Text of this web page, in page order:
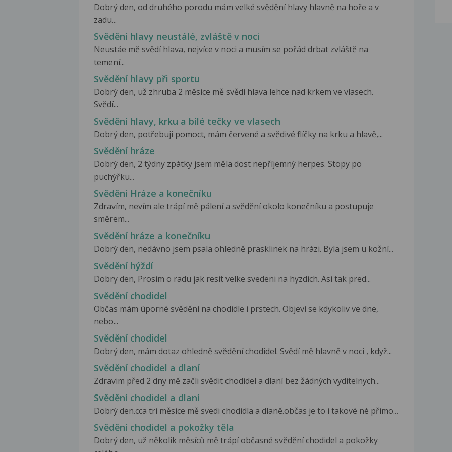
Dobrý den, od druhého porodu mám velké svědění hlavy hlavně na hoře a v
zadu...
Svědění hlavy neustálé, zvláště v noci
Neustáe mě svědí hlava, nejvíce v noci a musím se pořád drbat zvláště na
temení...
Svědění hlavy při sportu
Dobrý den, už zhruba 2 měsíce mě svědí hlava lehce nad krkem ve vlasech.
Svědí...
Svědění hlavy, krku a bílé tečky ve vlasech
Dobrý den, potřebuji pomoct, mám červené a svědivé flíčky na krku a hlavě,...
Svědění hráze
Dobrý den, 2 týdny zpátky jsem měla dost nepříjemný herpes. Stopy po
puchýřku...
Svědění Hráze a konečníku
Zdravím, nevím ale trápí mě pálení a svědění okolo konečníku a postupuje
směrem...
Svědění hráze a konečníku
Dobrý den, nedávno jsem psala ohledně prasklinek na hrázi. Byla jsem u kožní...
Svědění hýždí
Dobry den, Prosim o radu jak resit velke svedeni na hyzdich. Asi tak pred...
Svědění chodidel
Občas mám úporné svědění na chodidle i prstech. Objeví se kdykoliv ve dne,
nebo...
Svědění chodidel
Dobrý den, mám dotaz ohledně svědění chodidel. Svědí mě hlavně v noci , když...
Svědění chodidel a dlaní
Zdravim před 2 dny mě začli svědit chodidel a dlaní bez žádných vyditelnych...
Svědění chodidel a dlaní
Dobrý den.cca tri měsice mě svedi chodidla a dlaně.občas je to i takové né přimo...
Svědění chodidel a pokožky těla
Dobrý den, už několik měsíců mě trápí občasné svědění chodidel a pokožky